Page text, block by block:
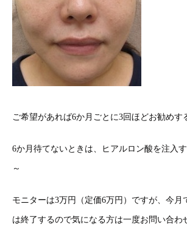
ご希望があれば6か月ごとに3回ほどお勧めす
6か月待てないときは、ヒアルロン酸を注入
～
モニターは3万円（定価6万円）ですが、今月
は終了するので気になる方は一度お問い合わ